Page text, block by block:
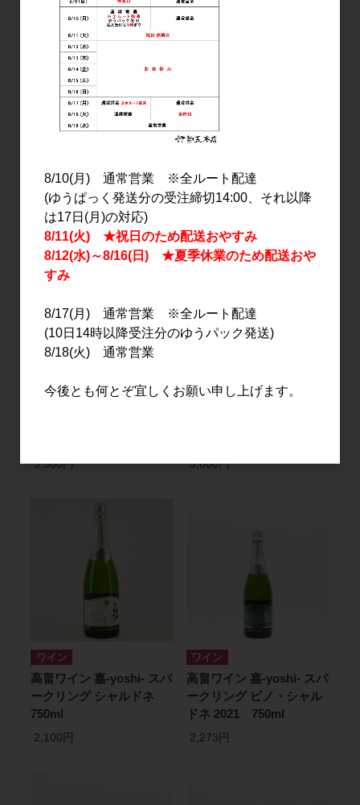
ワイン
6,000円
ワイン
2023 750ml
2,600円
ワイン
3,500円
ワイン
3,000円
ワイン
高畠ワイン 嘉-yoshi- スパ
ークリング シャルドネ
750ml
2,100円
ワイン
高畠ワイン 嘉-yoshi- スパ
ークリング ピノ・シャル
ドネ 2021 750ml
2,273円
8/10(月) 通常営業 ※全ルート配達
(ゆうぱっく発送分の受注締切14:00、それ以降
は17日(月)の対応)
8/11(火) ★祝日のため配送おやすみ
8/12(水)～8/16(日) ★夏季休業のため配送おや
すみ
8/17(月) 通常営業 ※全ルート配達
(10日14時以降受注分のゆうパック発送)
8/18(火) 通常営業
今後とも何とぞ宜しくお願い申し上げます。